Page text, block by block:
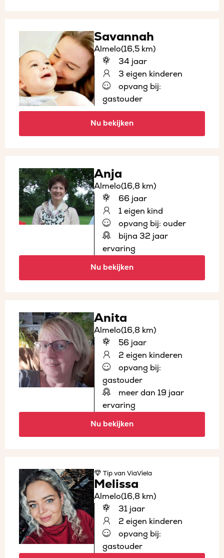
Savannah
Almelo(16,5 km)
34 jaar
3 eigen kinderen
opvang bij:
gastouder
Nu bekijken
Anja
Almelo(16,8 km)
66 jaar
1 eigen kind
opvang bij: ouder
bijna 32 jaar
ervaring
Nu bekijken
Anita
Almelo(16,8 km)
56 jaar
2 eigen kinderen
opvang bij:
gastouder
meer dan 19 jaar
ervaring
Nu bekijken
Tipvan ViaViela
Melissa
Almelo(16,8 km)
31 jaar
2 eigen kinderen
opvang bij:
gastouder